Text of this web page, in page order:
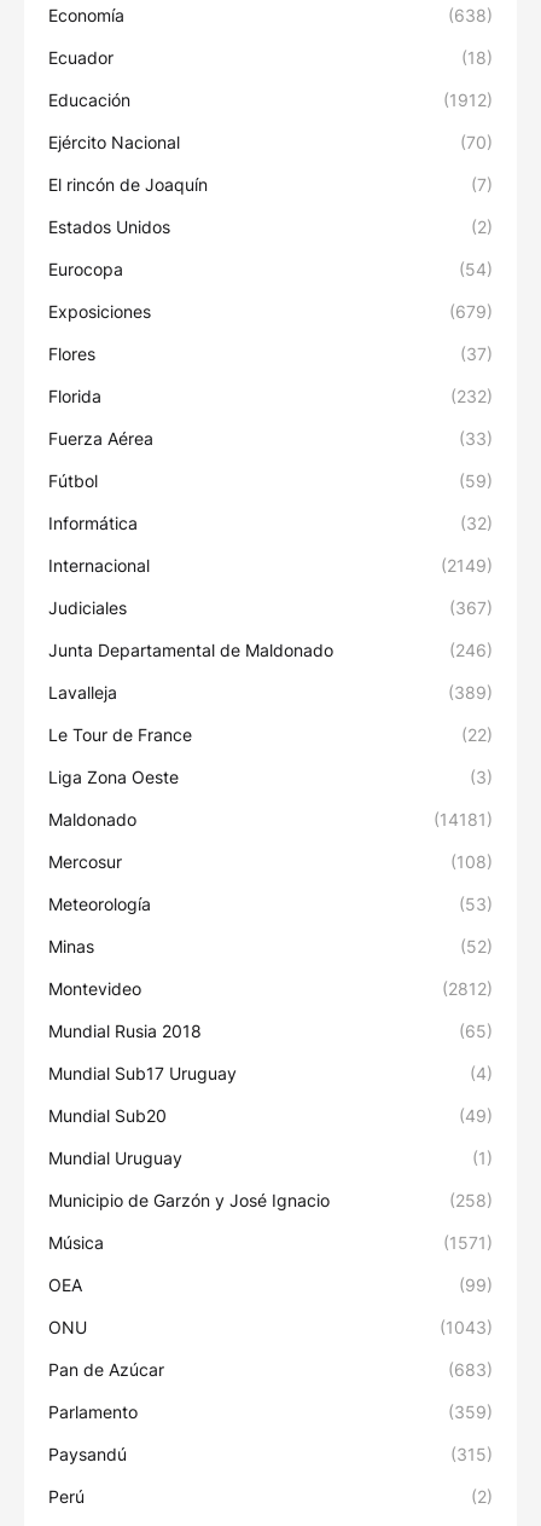
Economía (638)
Ecuador (18)
Educación (1912)
Ejército Nacional (70)
El rincón de Joaquín (7)
Estados Unidos (2)
Eurocopa (54)
Exposiciones (679)
Flores (37)
Florida (232)
Fuerza Aérea (33)
Fútbol (59)
Informática (32)
Internacional (2149)
Judiciales (367)
Junta Departamental de Maldonado (246)
Lavalleja (389)
Le Tour de France (22)
Liga Zona Oeste (3)
Maldonado (14181)
Mercosur (108)
Meteorología (53)
Minas (52)
Montevideo (2812)
Mundial Rusia 2018 (65)
Mundial Sub17 Uruguay (4)
Mundial Sub20 (49)
Mundial Uruguay (1)
Municipio de Garzón y José Ignacio (258)
Música (1571)
OEA (99)
ONU (1043)
Pan de Azúcar (683)
Parlamento (359)
Paysandú (315)
Perú (2)